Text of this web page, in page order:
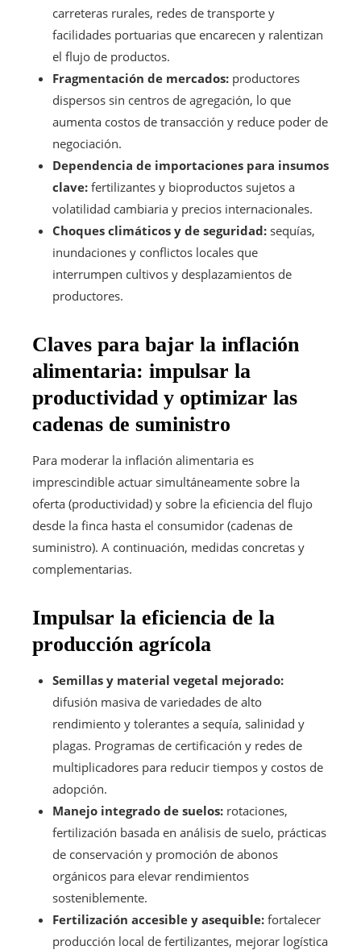
carreteras rurales, redes de transporte y
facilidades portuarias que encarecen y ralentizan
el flujo de productos.
Fragmentación de mercados: productores
dispersos sin centros de agregación, lo que
aumenta costos de transacción y reduce poder de
negociación.
Dependencia de importaciones para insumos
clave: fertilizantes y bioproductos sujetos a
volatilidad cambiaria y precios internacionales.
Choques climáticos y de seguridad: sequías,
inundaciones y conflictos locales que
interrumpen cultivos y desplazamientos de
productores.
Claves para bajar la inflación
alimentaria: impulsar la
productividad y optimizar las
cadenas de suministro
Para moderar la inflación alimentaria es
imprescindible actuar simultáneamente sobre la
oferta (productividad) y sobre la eficiencia del flujo
desde la finca hasta el consumidor (cadenas de
suministro). A continuación, medidas concretas y
complementarias.
Impulsar la eficiencia de la
producción agrícola
Semillas y material vegetal mejorado:
difusión masiva de variedades de alto
rendimiento y tolerantes a sequía, salinidad y
plagas. Programas de certificación y redes de
multiplicadores para reducir tiempos y costos de
adopción.
Manejo integrado de suelos: rotaciones,
fertilización basada en análisis de suelo, prácticas
de conservación y promoción de abonos
orgánicos para elevar rendimientos
sosteniblemente.
Fertilización accesible y asequible: fortalecer
producción local de fertilizantes, mejorar logística